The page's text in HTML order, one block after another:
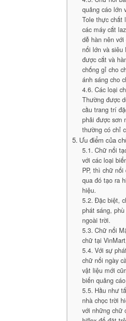
quảng cáo lớn
Tole thực chất
các máy cắt
dễ hàn nên
nổi lớn và siêu
được cắt và
chống gỉ cho
ánh sáng cho
Các loại
Thường được
cầu trang trí
phải được sơn
thường có chỉ
Ưu điểm của
Chữ nổi
với các loại
PP, thì chữ
qua đó tạo ra
hiệu.
Đặc biệt,
phát sáng,
ngoài trời.
Chữ nổi
chữ tại
Với sự
chữ nổi ngày
vật liệu mới
biển quảng
Hầu như
nhà chọc trời
với những chữ